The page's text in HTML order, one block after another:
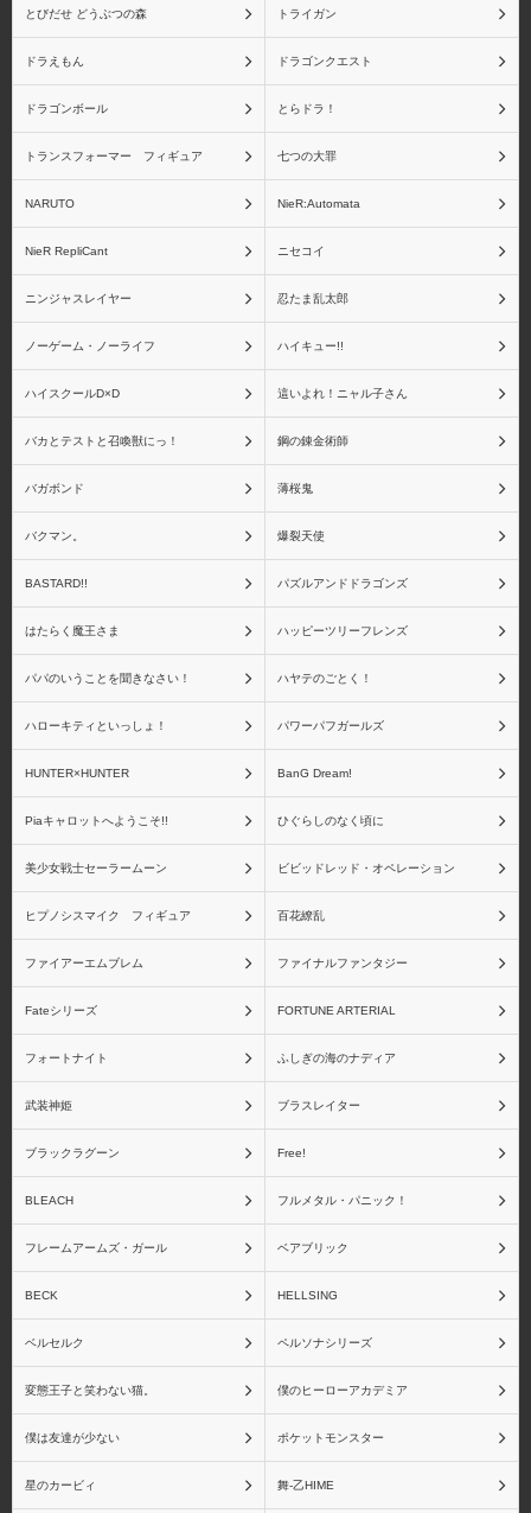
ャラクター
NieR RepliCant
fate/stay night Fate/Zero
Fate/Grand Order Fate その他シリーズ
Fate リアルアクション
ヒーローズシリーズ
Fate ねんどろいどシリ
ーズ
Fateシリーズ(一番くじ) アートスピリッツ
青島文化教材社 アイズプロジェクト
アクアマリン アトリエ彩
アニプレックス
アミエ・グラン アルター
とびだせ どうぶつの森 トライガン
ドラえもん ドラゴンクエスト
ドラゴンボール とらドラ！
トランスフォーマー フィギュア 七つの大罪
NARUTO NieR:Automata
NieR RepliCant ニセコイ
ニンジャスレイヤー 忍たま乱太郎
ノーゲーム・ノーライフ ハイキュー!!
ハイスクールD×D 這いよれ！ニャル子さん
バカとテストと召喚獣にっ！ 鋼の錬金術師
バガボンド 薄桜鬼
バクマン。 爆裂天使
BASTARD!! パズルアンドドラゴンズ
はたらく魔王さま ハッピーツリーフレンズ
パパのいうことを聞きなさい！ ハヤテのごとく！
ハローキティといっしょ！ パワーパフガールズ
HUNTER×HUNTER BanG Dream!
Piaキャロットへようこそ!! ひぐらしのなく頃に
美少女戦士セーラームーン ビビッドレッド・オペレーション
ヒプノシスマイク フィギュア 百花繚乱
ファイアーエムブレム ファイナルファンタジー
Fateシリーズ FORTUNE ARTERIAL
フォートナイト ふしぎの海のナディア
武装神姫 ブラスレイター
ブラックラグーン Free!
BLEACH フルメタル・パニック！
フレームアームズ・ガール ベアブリック
BECK HELLSING
ベルセルク ペルソナシリーズ
変態王子と笑わない猫。 僕のヒーローアカデミア
僕は友達が少ない ポケットモンスター
星のカービィ 舞-乙HIME